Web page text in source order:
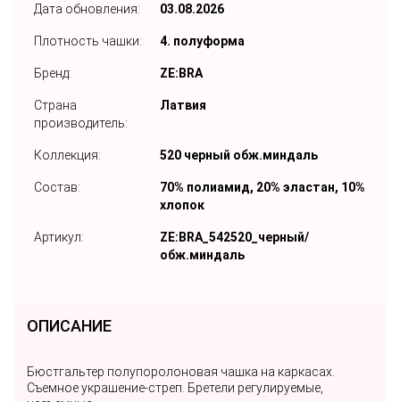
Дата обновления: 03.08.2026
Плотность чашки: 4. полуформа
Бренд: ZE:BRA
Страна
производитель:
Латвия
Коллекция: 520 черный обж.миндаль
Состав:
70% полиамид, 20% эластан, 10%
хлопок
Артикул:
ZE:BRA_542520_черный/
обж.миндаль
ОПИСАНИЕ
Бюстгальтер полупоролоновая чашка на каркасах.
Съемное украшение-стреп. Бретели регулируемые,